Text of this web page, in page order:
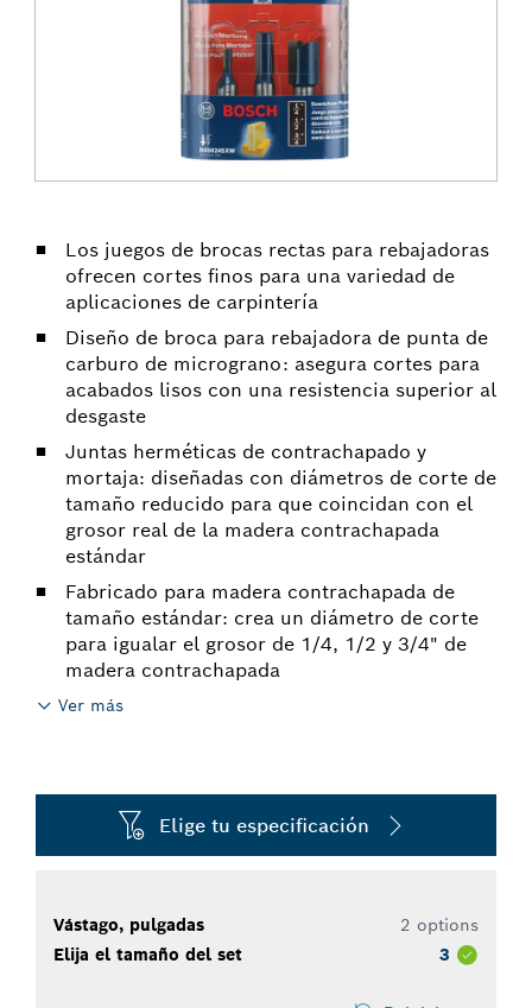
Los juegos de brocas rectas para rebajadoras
ofrecen cortes finos para una variedad de
aplicaciones de carpintería
Diseño de broca para rebajadora de punta de
carburo de micrograno: asegura cortes para
acabados lisos con una resistencia superior al
desgaste
Juntas herméticas de contrachapado y
mortaja: diseñadas con diámetros de corte de
tamaño reducido para que coincidan con el
grosor real de la madera contrachapada
estándar
Fabricado para madera contrachapada de
tamaño estándar: crea un diámetro de corte
para igualar el grosor de 1/4, 1/2 y 3/4" de
madera contrachapada
Ver más
Elige tu especificación
Vástago, pulgadas
2 options
Elija el tamaño del set
3